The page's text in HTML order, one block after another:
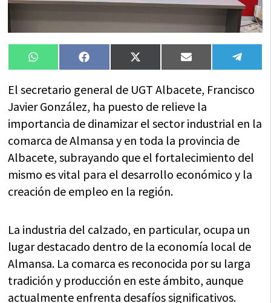
Compartir
en
WhatsAppCompartir
en
FacebookCompartir
en
X
(Twitter)
Compartir
en
Email
en
El secretario general de UGT Albacete, Francisco
Javier González, ha puesto de relieve la
importancia de dinamizar el sector industrial en la
comarca de Almansa y en toda la provincia de
Albacete, subrayando que el fortalecimiento del
mismo es vital para el desarrollo económico y la
creación de empleo en la región.
La industria del calzado, en particular, ocupa un
lugar destacado dentro de la economía local de
Almansa. La comarca es reconocida por su larga
tradición y producción en este ámbito, aunque
actualmente enfrenta desafíos significativos.